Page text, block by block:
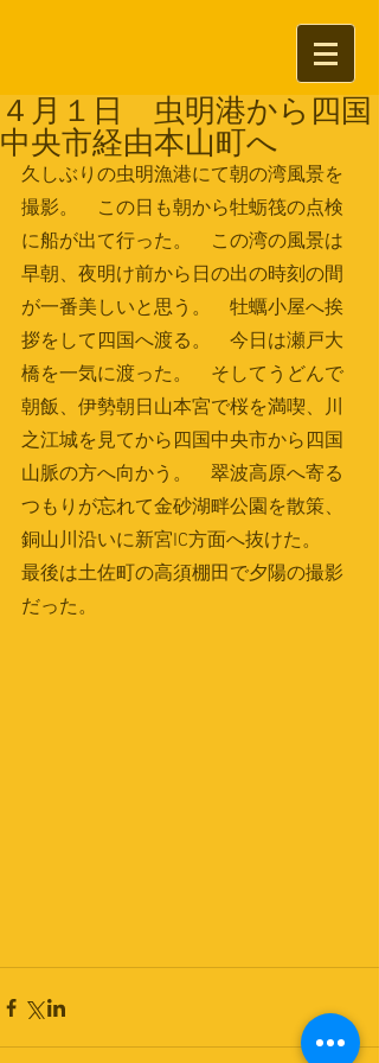
４月１日 虫明港から四国
中央市経由本山町へ
久しぶりの虫明漁港にて朝の湾風景を
撮影。　この日も朝から牡蛎筏の点検
に船が出て行った。　この湾の風景は
早朝、夜明け前から日の出の時刻の間
が一番美しいと思う。　牡蠣小屋へ挨
拶をして四国へ渡る。　今日は瀬戸大
橋を一気に渡った。　そしてうどんで
朝飯、伊勢朝日山本宮で桜を満喫、川
之江城を見てから四国中央市から四国
山脈の方へ向かう。　翠波高原へ寄る
つもりが忘れて金砂湖畔公園を散策、
銅山川沿いに新宮IC方面へ抜けた。
最後は土佐町の高須棚田で夕陽の撮影
だった。